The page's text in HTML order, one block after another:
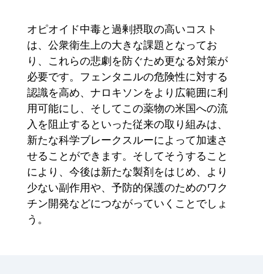
オピオイド中毒と過剰摂取の高いコスト
は、公衆衛生上の大きな課題となってお
り、これらの悲劇を防ぐため更なる対策が
必要です。フェンタニルの危険性に対する
認識を高め、ナロキソンをより広範囲に利
用可能にし、そしてこの薬物の米国への流
入を阻止するといった従来の取り組みは、
新たな科学ブレークスルーによって加速さ
せることができます。そしてそうすること
により、今後は新たな製剤をはじめ、より
少ない副作用や、予防的保護のためのワク
チン開発などにつながっていくことでしょ
う。